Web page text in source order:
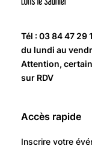
Tél : 03 84 47 29
du lundi au
Attention,
sur RDV
Accès rapide
Inscrire votre